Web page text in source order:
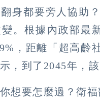
身都要旁人協助
。根據內政部最
，距離「超高齡
，到了2045年，
想要怎麼過？衛